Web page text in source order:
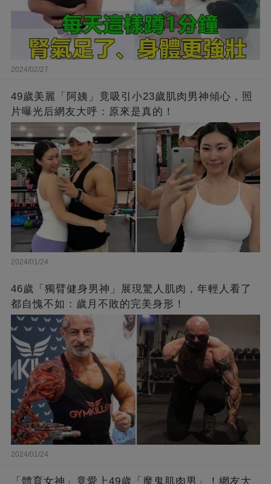
2024/02/27
49歲美麗「阿姨」竟吸引小23歲肌肉男神傾心，照
片曝光后網友大呼：原來是真的！
2024/01/24
46歲「獨臂健身男神」展現驚人肌肉，年輕人看了
都自愧不如：歲月不敗的完美身形！
2024/01/24
「體育女神」竟愛上49歲「魔鬼肌肉男」！網友大